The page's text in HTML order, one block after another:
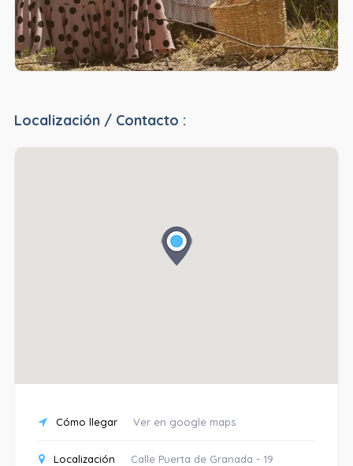
Localización / Contacto :
Cómo llegar Ver en google maps
Localización Calle Puerta de Granada - 19